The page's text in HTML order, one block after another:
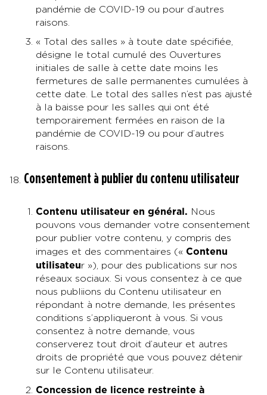
pandémie de COVID-19 ou pour d’autres
raisons.
« Total des salles » à toute date spécifiée,
désigne le total cumulé des Ouvertures
initiales de salle à cette date moins les
fermetures de salle permanentes cumulées à
cette date. Le total des salles n’est pas ajusté
à la baisse pour les salles qui ont été
temporairement fermées en raison de la
pandémie de COVID-19 ou pour d’autres
raisons.
Consentement à publier du contenu utilisateur
Contenu utilisateur en général. Nous
pouvons vous demander votre consentement
pour publier votre contenu, y compris des
images et des commentaires (« Contenu
utilisateur »), pour des publications sur nos
réseaux sociaux. Si vous consentez à ce que
nous publiions du Contenu utilisateur en
répondant à notre demande, les présentes
conditions s’appliqueront à vous. Si vous
consentez à notre demande, vous
conserverez tout droit d’auteur et autres
droits de propriété que vous pouvez détenir
sur le Contenu utilisateur.
Concession de licence restreinte à